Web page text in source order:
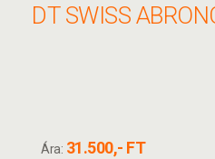
Ára: 31.500,- FT